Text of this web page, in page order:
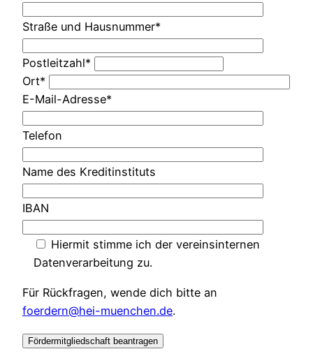
Straße und Hausnummer*
Postleitzahl*
Ort*
E-Mail-Adresse*
Telefon
Name des Kreditinstituts
IBAN
Hiermit stimme ich der vereinsinternen
Datenverarbeitung zu.
Für Rückfragen, wende dich bitte an
foerdern@hei-muenchen.de.